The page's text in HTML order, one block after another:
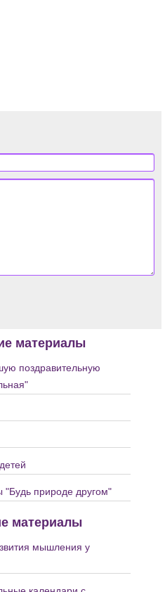
материалы
поздравительную
"Будь природе другом"
материалы
мышления у